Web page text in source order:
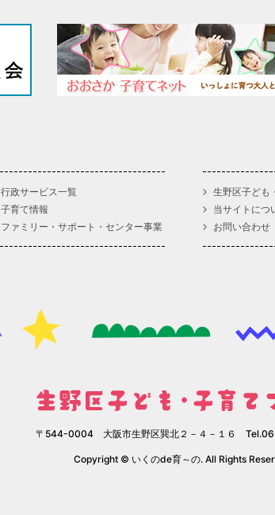
行政サービス一覧
子育て情報
ファミリー・サポート・センター事業
生野区子ども
当サイトにつ
お問い合わせ
〒544-0004 大阪市生野区巽北２－４－１６
Copyright © いくのde育～の. All Rights